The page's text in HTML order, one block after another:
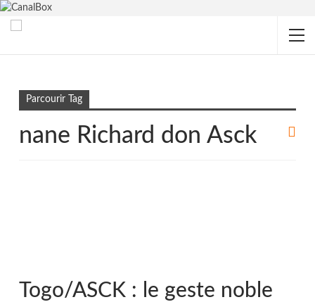
Parcourir Tag
nane Richard don Asck
Togo/ASCK : le geste noble